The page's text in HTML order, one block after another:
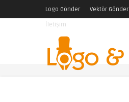
Logo Gönder Vektör Gönder
İletişim